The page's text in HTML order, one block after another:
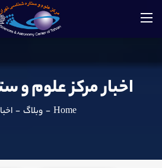
اخبار مرکز علوم و
Home
- وبلاگ -